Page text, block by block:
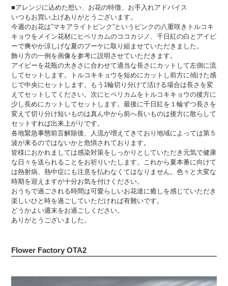
■アレンジに込めた想い、お花の特徴、お手入れアドバイス
いつもお買い上げありがとうございます。
今週のお花は”マキアライトピンク”というピンクの八重咲きトルコキ
キョウをメイン花材にヒペリカムのココカジノ、千日紅の白とアイビ
ーで爽やか涼しげな夏のブーケに取り組ませていただきました。
飾り方の一例を画像を参考に説明させていただきます。
アイビーを花瓶の大きさに合わせて適当な長さにカットして左側に流
してセットします。トルコキキョウを短めにカットし前方に傾けた感
じで中央にセットします。もう1輪切り分けて活ける場合は長さを変
えてセットしてください。次にヒペリカムをトルコキキョウの後方に
少し長めにカットしてセットします。最後に千日紅を１輪ずつ長さを
変えて切り分け短いものは真ん中から前へ長いものは後方に散らして
セットすれば出来上がりです。
各地緊急事態前言解除後、人流が増えてきており地域によっては第５
波が来るのではないかと危惧されております。
皆様におかれましては感染対策をしっかりとしていただき元気で健康
な日々を送られることをお祈りいたします。これから夏本番に向けて
は熱射病、熱中症にも注意を払わなくてはなりません。色々と大変な
時期を迎えますが十分お気を付けください。
おうちで過ごされる時間は可愛らしいお花達に癒しを感じていただき
楽しいひと時を過ごしていただければ有難いです。
どうかよい週末をお過ごしください。
ありがとうございました。
Flower Factory OTA2